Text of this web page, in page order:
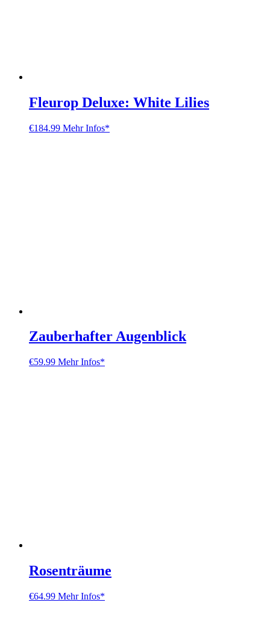
Fleurop Deluxe: White Lilies
€184.99 Mehr Infos*
Zauberhafter Augenblick
€59.99 Mehr Infos*
Rosenträume
€64.99 Mehr Infos*